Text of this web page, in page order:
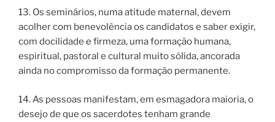
13. Os seminários, numa atitude maternal, devem
acolher com benevolência os candidatos e saber exigir,
com docilidade e firmeza, uma formação humana,
espiritual, pastoral e cultural muito sólida, ancorada
ainda no compromisso da formação permanente.
14. As pessoas manifestam, em esmagadora maioria, o
desejo de que os sacerdotes tenham grande